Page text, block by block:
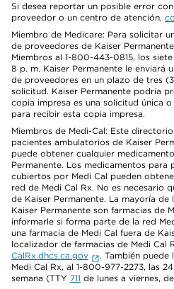
Si desea reportar un posible error
proveedor o un centro de atención,
Miembro de Medicare: Para solicitar
de proveedores de Kaiser
Miembros al 1-800-443-0815, los
8 p. m. Kaiser Permanente le enviará
de proveedores en un plazo de tres
solicitud. Kaiser Permanente podría
copia impresa es una solicitud única
para recibir esta copia impresa.
Miembros de Medi-Cal: Este
pacientes ambulatorios de Kaiser
puede obtener cualquier
Permanente. Los medicamentos para
cubiertos por Medi Cal pueden
red de Medi Cal Rx. No es necesario
de Kaiser Permanente. La mayoría de
Kaiser Permanente son farmacias de
informarle si forma parte de la red
una farmacia de Medi Cal fuera de
localizador de farmacias de Medi Cal
CalRx.dhcs.ca.gov
. También puede
Medi Cal Rx, al 1-800-977-2273, las
semana (TTY 711 de lunes a viernes,